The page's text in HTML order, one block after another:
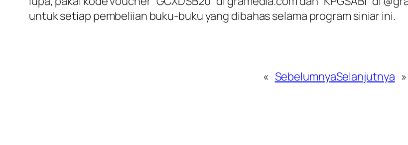
untuk setiap pembeliian buku-buku yang dibahas selama program siniar ini.
« SebelumnyaSelanjutnya »